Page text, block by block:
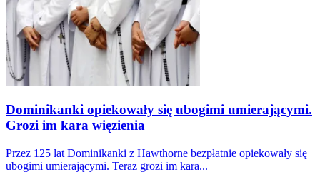
Dominikanki opiekowały się ubogimi umierającymi.
Grozi im kara więzienia
Przez 125 lat Dominikanki z Hawthorne bezpłatnie opiekowały się
ubogimi umierającymi. Teraz grozi im kara...